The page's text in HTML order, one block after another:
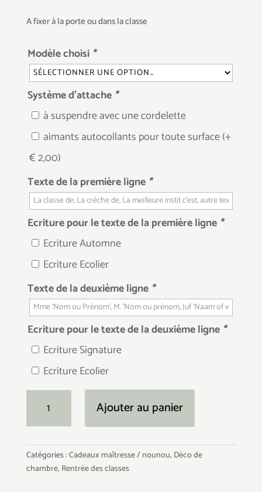
A fixer à la porte ou dans la classe
Modèle choisi *
Système d’attache *
à suspendre avec une cordelette
aimants autocollants pour toute surface(+
€2,00)
Texte de la première ligne *
Ecriture pour le texte de la première ligne *
Ecriture Automne
Ecriture Ecolier
Texte de la deuxième ligne *
Ecriture pour le texte de la deuxième ligne *
Ecriture Signature
Ecriture Ecolier
Panneau
de
porte
Ajouter au panier
Catégories :Cadeaux maîtresse / nounou, Déco de
chambre, Rentrée des classes